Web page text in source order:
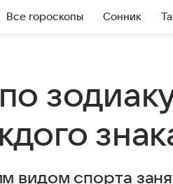
Все гороскопы Сонник
видом спорта